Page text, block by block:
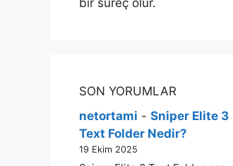
bir süreç olur.
SON YORUMLAR
netortami - Sniper Elite 3
Text Folder Nedir?
19 Ekim 2025